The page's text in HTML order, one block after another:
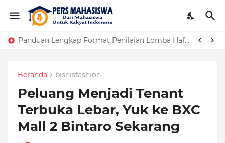
Panduan Lengkap Format Penilaian Lomba Hafalan Surat Pendek
Beranda bisnisfashion
Peluang Menjadi Tenant
Terbuka Lebar, Yuk ke BXC
Mall 2 Bintaro Sekarang